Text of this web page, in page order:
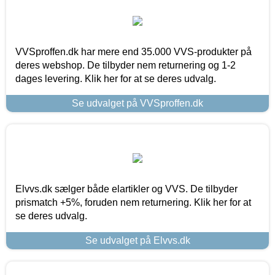
VVSproffen.dk har mere end 35.000 VVS-produkter på
deres webshop. De tilbyder nem returnering og 1-2
dages levering. Klik her for at se deres udvalg.
Se udvalget på VVSproffen.dk
Elvvs.dk sælger både elartikler og VVS. De tilbyder
prismatch +5%, foruden nem returnering. Klik her for at
se deres udvalg.
Se udvalget på Elvvs.dk